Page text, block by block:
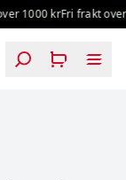
1000 krFri frakt over